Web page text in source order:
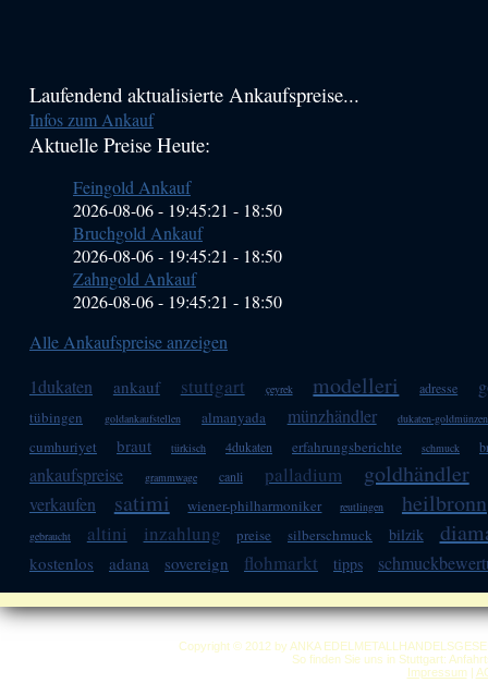
Haupt-
Sidebar
Laufendend aktualisierte Ankaufspreise...
Infos zum Ankauf
Aktuelle Preise Heute:
Feingold Ankauf
2026-08-06 - 19:45:21 - 18:50
Bruchgold Ankauf
2026-08-06 - 19:45:21 - 18:50
Zahngold Ankauf
2026-08-06 - 19:45:21 - 18:50
Alle Ankaufspreise anzeigen
1dukaten
ankauf stuttgart çeyrek modelleri adresse
tübingen goldankaufstellen almanyada münzhändler dukaten-goldmünzen
cumhuriyet braut türkisch 4dukaten erfahrungsberichte schmuck
ankaufspreise grammwage canli palladium goldhändler
verkaufen satimi wiener-philharmoniker reutlingen heilbronn
gebraucht altini inzahlung preise silberschmuck bilzik
kostenlos adana sovereign flohmarkt tipps
Copyright © 2012 by ANKA
So finden Sie uns in Stuttgart:
Impressum|